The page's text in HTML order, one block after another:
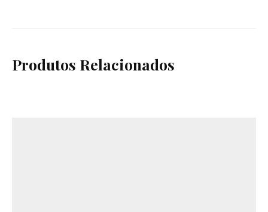
Produtos Relacionados